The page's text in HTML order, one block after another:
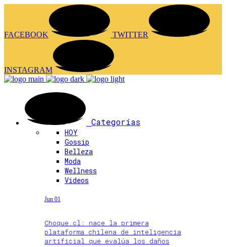
FACEBOOK TWITTER
INSTAGRAM
Categorías
HOY
Gossip
Belleza
Moda
Wellness
Videos
Jun 01
Choque.cl: nace la primera
plataforma chilena de inteligencia
artificial que evalúa los daños